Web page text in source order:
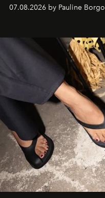
07.08.2026 by Pauline